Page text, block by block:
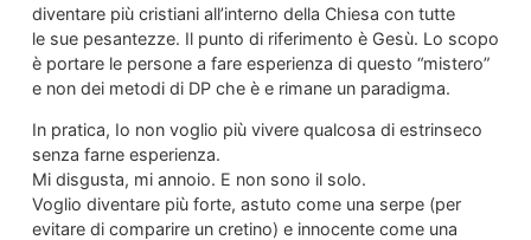
diventare più cristiani all’interno della Chiesa con tutte
le sue pesantezze. Il punto di riferimento è Gesù. Lo scopo
è portare le persone a fare esperienza di questo “mistero”
e non dei metodi di DP che è e rimane un paradigma.
In pratica, Io non voglio più vivere qualcosa di estrinseco
senza farne esperienza.
Mi disgusta, mi annoio. E non sono il solo.
Voglio diventare più forte, astuto come una serpe (per
evitare di comparire un cretino) e innocente come una